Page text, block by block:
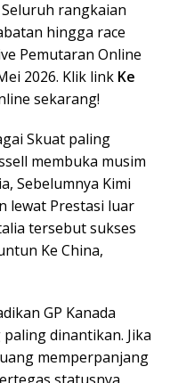
Seluruh rangkaian
hingga race
Pemutaran Online
2026. Klik link Ke
sekarang!
Skuat paling
membuka musim
Sebelumnya Kimi
lewat Prestasi luar
tersebut sukses
Ke China,
GP Kanada
dinantikan. Jika
memperpanjang